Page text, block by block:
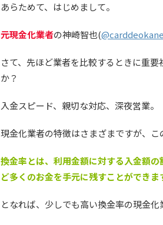
あらためて、はじめまして。
元現金化業者の神崎智也(
さて、先ほど業者を比較するときに重
か？
入金スピード、親切な対応、深夜営業。
現金化業者の特徴はさまざまですが、
換金率とは、利用金額に対する入金額
ど多くのお金を手元に残すことができま
となれば、少しでも高い換金率の現金